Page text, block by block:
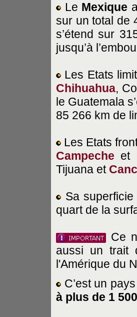
Le Mexique
sur un total de
s’étend sur
jusqu’à
Les Etats
Chihuahua,
le Guatemala
85 266 km de
Les Etats
Campeche et
Tijuana et
Sa
quart de la
Ce
aussi un trait
l'Amérique du
C’est un
à plus de 1